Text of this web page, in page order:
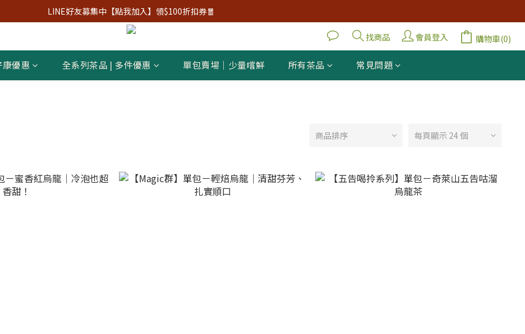
LINE好友募集中【點我加入】領$100折扣券🧧
找商品 會員登入 購物車(0)
康優惠 全系列茶品 | 多件優惠 單包賣場｜少量嚐鮮 所有茶品 常見問題
商品排序 每頁顯示 24 個